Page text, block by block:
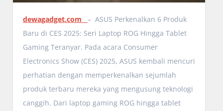
dewagadget.com
– ASUS Perkenalkan 6 Produk
Baru di CES 2025: Seri Laptop ROG Hingga Tablet
Gaming Teranyar. Pada acara Consumer
Electronics Show (CES) 2025, ASUS kembali mencuri
perhatian dengan memperkenalkan sejumlah
produk terbaru mereka yang mengusung teknologi
canggih. Dari laptop gaming ROG hingga tablet